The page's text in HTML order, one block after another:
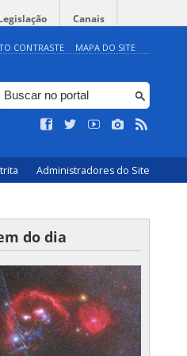
Canais
CONTRASTE MAPA DO SITE
Administradores do Site
do dia